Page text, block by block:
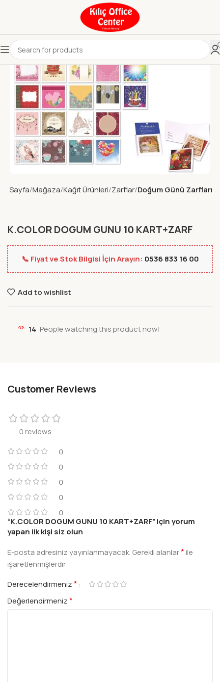
Sayfa Mağaza Kağıt Ürünleri Zarflar Doğum Günü Zarfları
K.COLOR DOGUM GUNU 10 KART+ZARF
📞 Fiyat ve Stok Bilgisi İçin Arayın: 0536 833 16 00
Add to wishlist
14 People watching this product now!
Customer Reviews
0 reviews
0
0
0
0
0
“K.COLOR DOGUM GUNU 10 KART+ZARF” için yorum
yapan ilk kişi siz olun
E-posta adresiniz yayınlanmayacak. Gerekli alanlar*ile
işaretlenmişlerdir
Derecelendirmeniz*
Değerlendirmeniz*